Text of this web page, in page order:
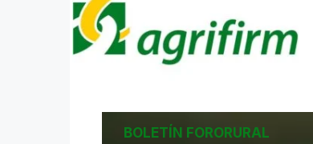
BOLETÍN FORORURAL